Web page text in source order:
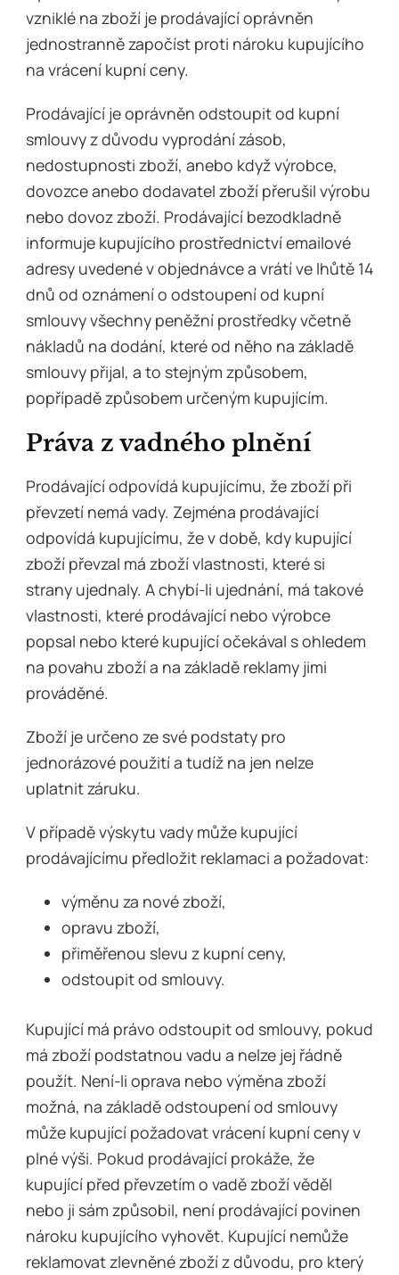
vzniklé na zboží je prodávající oprávněn
jednostranně započíst proti nároku kupujícího
na vrácení kupní ceny.
Prodávající je oprávněn odstoupit od kupní
smlouvy z důvodu vyprodání zásob,
nedostupnosti zboží, anebo když výrobce,
dovozce anebo dodavatel zboží přerušil výrobu
nebo dovoz zboží. Prodávající bezodkladně
informuje kupujícího prostřednictví emailové
adresy uvedené v objednávce a vrátí ve lhůtě 14
dnů od oznámení o odstoupení od kupní
smlouvy všechny peněžní prostředky včetně
nákladů na dodání, které od něho na základě
smlouvy přijal, a to stejným způsobem,
popřípadě způsobem určeným kupujícím.
Práva z vadného plnění
Prodávající odpovídá kupujícímu, že zboží při
převzetí nemá vady. Zejména prodávající
odpovídá kupujícímu, že v době, kdy kupující
zboží převzal má zboží vlastnosti, které si
strany ujednaly. A chybí-li ujednání, má takové
vlastnosti, které prodávající nebo výrobce
popsal nebo které kupující očekával s ohledem
na povahu zboží a na základě reklamy jimi
prováděné.
Zboží je určeno ze své podstaty pro
jednorázové použití a tudíž na jen nelze
uplatnit záruku.
V případě výskytu vady může kupující
prodávajícímu předložit reklamaci a požadovat:
výměnu za nové zboží,
opravu zboží,
přiměřenou slevu z kupní ceny,
odstoupit od smlouvy.
Kupující má právo odstoupit od smlouvy, pokud
má zboží podstatnou vadu a nelze jej řádně
použít. Není-li oprava nebo výměna zboží
možná, na základě odstoupení od smlouvy
může kupující požadovat vrácení kupní ceny v
plné výši. Pokud prodávající prokáže, že
kupující před převzetím o vadě zboží věděl
nebo ji sám způsobil, není prodávající povinen
nároku kupujícího vyhovět. Kupující nemůže
reklamovat zlevněné zboží z důvodu, pro který